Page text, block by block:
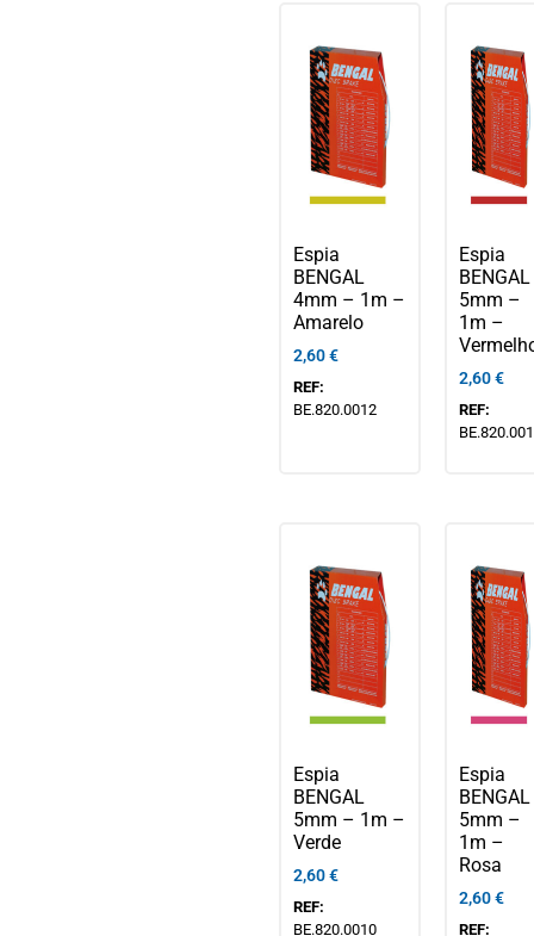
Espia
BENGAL
4mm – 1m –
Amarelo
2,60€
REF:
BE.820.0012
Espia
BENGAL
5mm –
1m –
2,60€
REF:
Espia
BENGAL
5mm – 1m –
Verde
2,60€
REF:
BE.820.0010
Espia
BENGAL
5mm –
1m –
Rosa
2,60€
REF: